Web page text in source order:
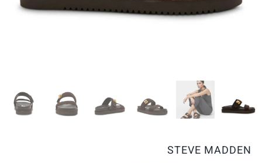
STEVE MADDEN